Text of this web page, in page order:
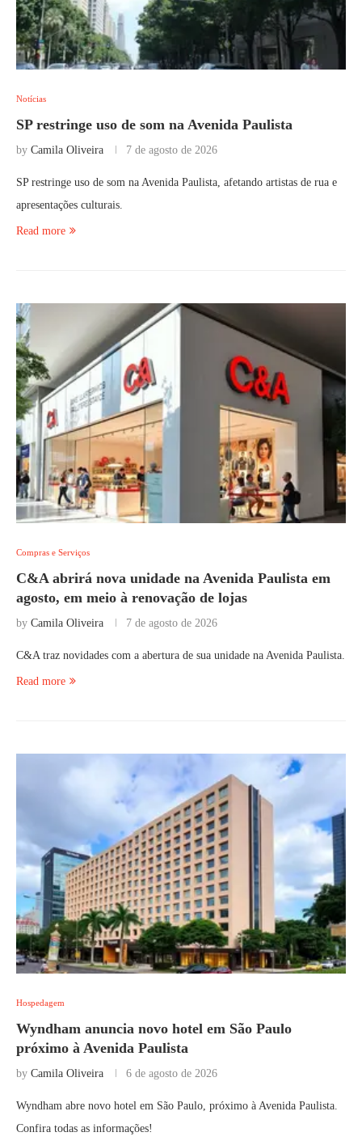
Notícias
SP restringe uso de som na Avenida Paulista
by Camila Oliveira 7 de agosto de 2026
SP restringe uso de som na Avenida Paulista, afetando artistas de rua e
apresentações culturais.
Read more
Compras e Serviços
C&A abrirá nova unidade na Avenida Paulista em
agosto, em meio à renovação de lojas
by Camila Oliveira 7 de agosto de 2026
C&A traz novidades com a abertura de sua unidade na Avenida Paulista.
Read more
Hospedagem
Wyndham anuncia novo hotel em São Paulo
próximo à Avenida Paulista
by Camila Oliveira 6 de agosto de 2026
Wyndham abre novo hotel em São Paulo, próximo à Avenida Paulista.
Confira todas as informações!